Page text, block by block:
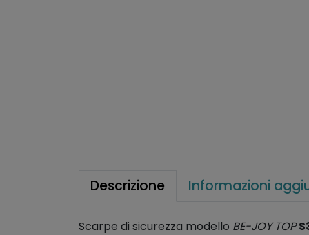
Descrizione Informazioni
Scarpe di sicurezza modello BE-JOY TOP